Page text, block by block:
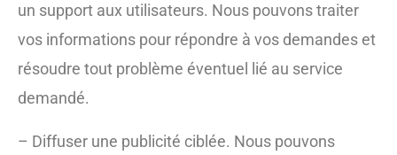
un support aux utilisateurs. Nous pouvons traiter
vos informations pour répondre à vos demandes et
résoudre tout problème éventuel lié au service
demandé.
– Diffuser une publicité ciblée. Nous pouvons